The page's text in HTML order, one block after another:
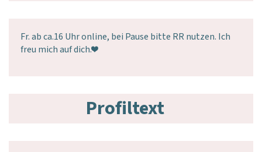
Fr. ab ca.16 Uhr online, bei Pause bitte RR nutzen. Ich
freu mich auf dich.❤
Profiltext